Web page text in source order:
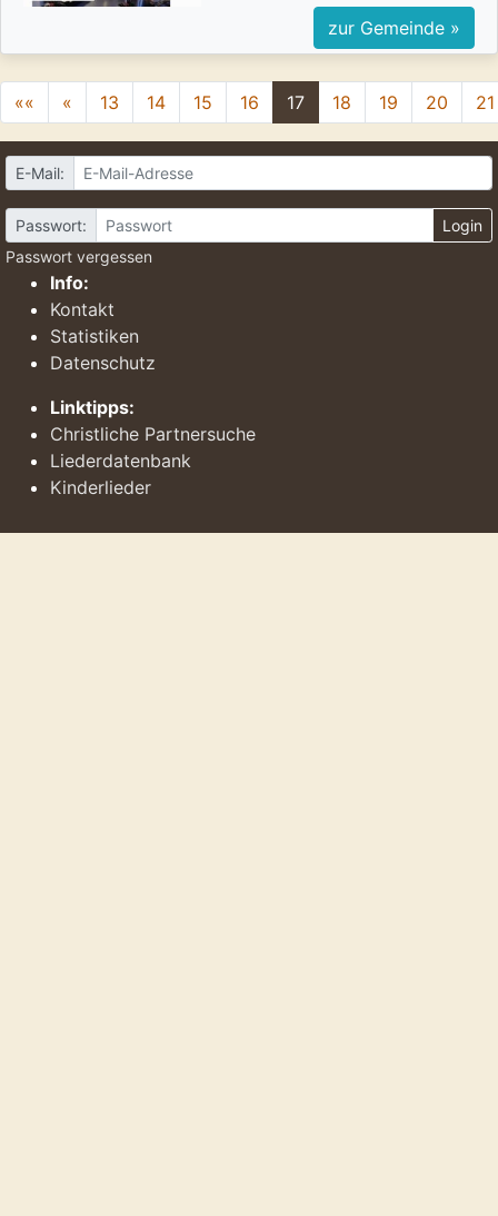
zur Gemeinde »
«« « 13 14 15 16 17 18 19 20 21
E-Mail:
Passwort:
Login
Passwort vergessen
Info:
Kontakt
Statistiken
Datenschutz
Linktipps:
Christliche Partnersuche
Liederdatenbank
Kinderlieder